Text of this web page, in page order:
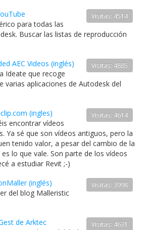
Visitas: 4514
para todas las
Buscar las listas de reproducción
Visitas: 4885
AEC Videos (inglés)
Ideate que recoge
varias aplicaciones de Autodesk del
Visitas: 4614
(ingles)
encontrar vídeos
Ya sé que son vídeos antiguos, pero la
tenido valor, a pesar del cambio de la
lo que vale. Son parte de los vídeos
a estudiar Revit ;-)
Visitas: 3998
(inglés)
del blog Malleristic
Visitas: 4631
de Arktec